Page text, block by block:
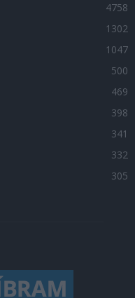
4758
1302
1047
500
469
398
341
332
305